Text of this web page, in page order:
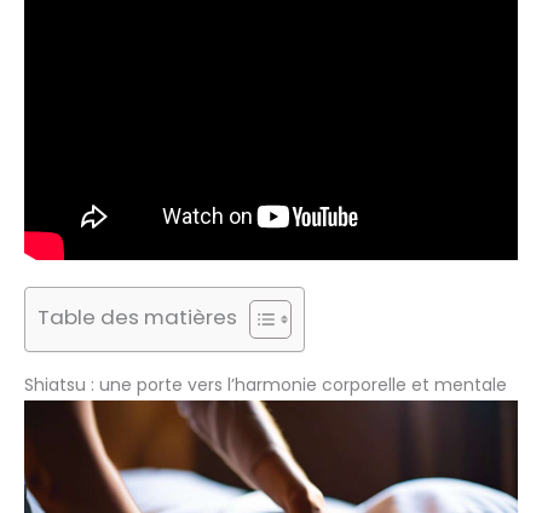
Table des matières
Shiatsu : une porte vers l’harmonie corporelle et mentale